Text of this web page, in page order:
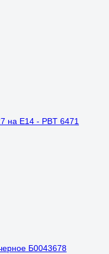
на Е14 - PBT 6471
Б0043678